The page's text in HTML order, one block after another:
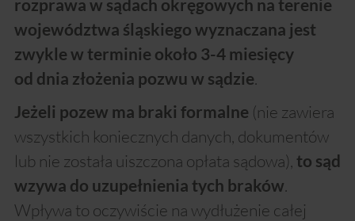
rozprawa w sądach okręgowych na terenie
województwa śląskiego wyznaczana jest
zwykle w terminie około 3-4 miesięcy
od dnia złożenia pozwu w sądzie.
Jeżeli pozew ma braki formalne (nie zawiera
wszystkich koniecznych danych, dokumentów
lub nie została uiszczona opłata sądowa), to sąd
wzywa do uzupełnienia tych braków.
Wpływa to oczywiście na wydłużenie całej